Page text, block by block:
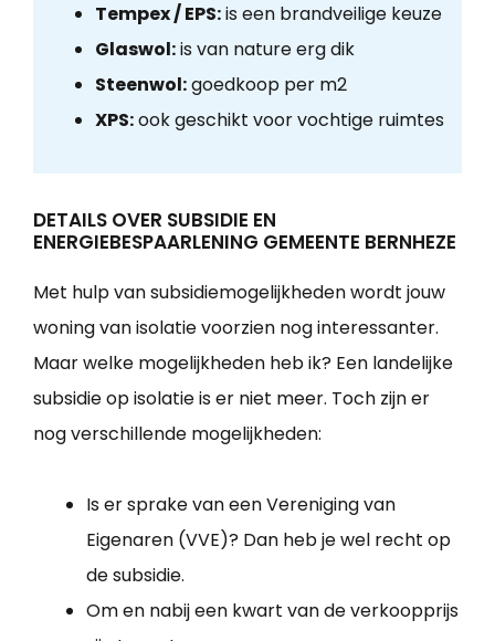
Tempex / EPS:is een brandveilige keuze
Glaswol:is van nature erg dik
Steenwol:goedkoop per m2
XPS:ook geschikt voor vochtige ruimtes
DETAILS OVER SUBSIDIE EN
ENERGIEBESPAARLENING GEMEENTE BERNHEZE
Met hulp van subsidiemogelijkheden wordt jouw
woning van isolatie voorzien nog interessanter.
Maar welke mogelijkheden heb ik? Een landelijke
subsidie op isolatie is er niet meer. Toch zijn er
nog verschillende mogelijkheden:
Is er sprake van een Vereniging van
Eigenaren (VVE)? Dan heb je wel recht op
de subsidie.
Om en nabij een kwart van de verkoopprijs